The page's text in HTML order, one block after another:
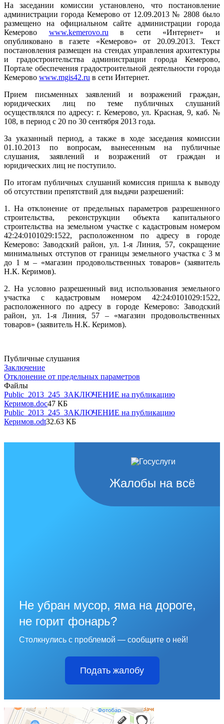
На заседании комиссии установлено, что постановление
администрации города Кемерово от 12.09.2013 № 2808 было
размещено на официальном сайте администрации города
Кемерово www.kemerovo.ru в сети «Интернет» и
опубликовано в газете «Кемерово» от 20.09.2013. Текст
постановления размещен на стендах управления архитектуры
и градостроительства администрации города Кемерово,
Портале обеспечения градостроительной деятельности города
Кемерово www.mgis42.ru в сети Интернет.
Прием письменных заявлений и возражений граждан,
юридических лиц по теме публичных слушаний
осуществлялся по адресу: г. Кемерово, ул. Красная, 9, каб. №
108, в период с 20 по 30 сентября 2013 года.
За указанный период, а также в ходе заседания комиссии
01.10.2013 по вопросам, вынесенным на публичные
слушания, заявлений и возражений от граждан и
юридических лиц не поступило.
По итогам публичных слушаний комиссия пришла к выводу
об отсутствии препятствий для выдачи разрешений:
1. На отклонение от предельных параметров разрешенного
строительства, реконструкции объекта капитального
строительства на земельном участке с кадастровым номером
42:24:0101029:1522, расположенном по адресу в городе
Кемерово: Заводский район, ул. 1-я Линия, 57, сокращение
минимальных отступов от границы земельного участка с 3 м
до 1 м – «магазин продовольственных товаров» (заявитель
Н.К. Керимов).
2. На условно разрешенный вид использования земельного
участка с кадастровым номером 42:24:0101029:1522,
расположенного по адресу в городе Кемерово: Заводский
район, ул. 1-я Линия, 57 – «магазин продовольственных
товаров» (заявитель Н.К. Керимов).
Публичные слушания
Заключение
Отклонение от предельных параметров
Файлы
Public_2013_245_ЗАКЛЮЧЕНИЕ на публикацию
Керимов.doc47 КБ
Public_2013_245_ЗАКЛЮЧЕНИЕ на публикацию
Керимов.odt32.63 КБ
Жалобы на всё
Не убран мусор, яма на дороге,
не горит фонарь?
Столкнулись с проблемой — сообщите о ней!
Подать жалобу